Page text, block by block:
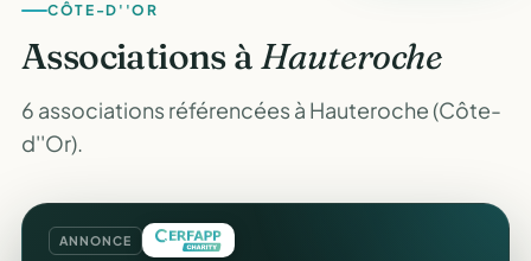
CÔTE-D''OR
Associations àHauteroche
6 associations référencées à Hauteroche (Côte-
d''Or).
ANNONCE